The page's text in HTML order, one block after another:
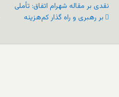
نقدی بر مقاله شهرام اتفاق: تأملی
بر رهبری و راه گذار کم‌هزینه